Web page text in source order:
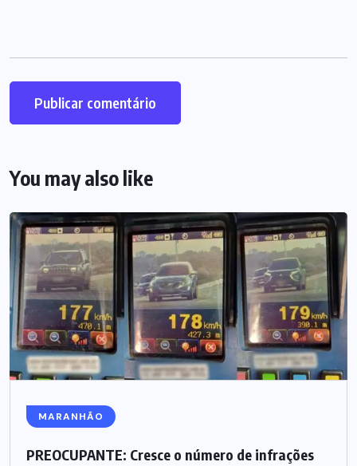
You may also like
MARANHÃO
PREOCUPANTE: Cresce o número de infrações